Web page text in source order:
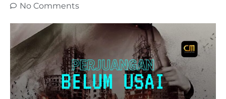
No Comments